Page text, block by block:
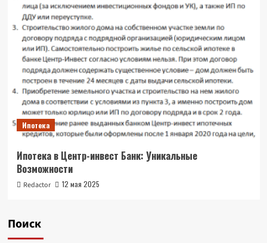
Ипотека
Ипотека в Центр-инвест Банк: Уникальные
Возможности
Redactor 12 мая 2025
Поиск